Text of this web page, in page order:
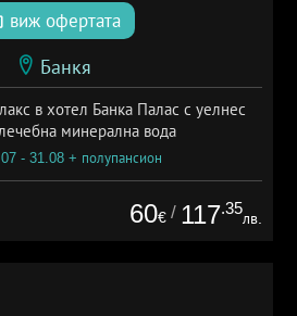
виж офертата
Банкя
в хотел Банка Палас с уелнес
минерална вода
- 31.08 + полупансион
60€ / 117.35
лв.